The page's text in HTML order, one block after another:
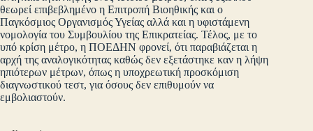
θεωρεί επιβεβλημένο η Επιτροπή Βιοηθικής και ο
Παγκόσμιος Οργανισμός Υγείας αλλά και η υφιστάμενη
νομολογία του Συμβουλίου της Επικρατείας. Τέλος, με το
υπό κρίση μέτρο, η ΠΟΕΔΗΝ φρονεί, ότι παραβιάζεται η
αρχή της αναλογικότητας καθώς δεν εξετάστηκε καν η λήψη
ηπιότερων μέτρων, όπως η υποχρεωτική προσκόμιση
διαγνωστικού τεστ, για όσους δεν επιθυμούν να
εμβολιαστούν.